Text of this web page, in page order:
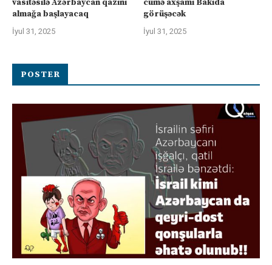
vasitəsilə Azərbaycan qazını
almağa başlayacaq
İyul 31, 2025
cümə axşamı Bakıda
görüşəcək
İyul 31, 2025
POSTER